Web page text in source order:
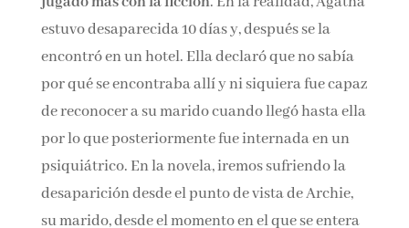
La parte del presente es en la que la autora ha
jugado más con la ficción. En la realidad,
Agatha estuvo desaparecida 10 días y, después
se la encontró en un hotel. Ella declaró que no
sabía por qué se encontraba allí y ni siquiera
fue capaz de reconocer a su marido cuando
llegó hasta ella por lo que posteriormente fue
internada en un psiquiátrico. En la novela,